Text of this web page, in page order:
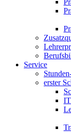
Service
erster